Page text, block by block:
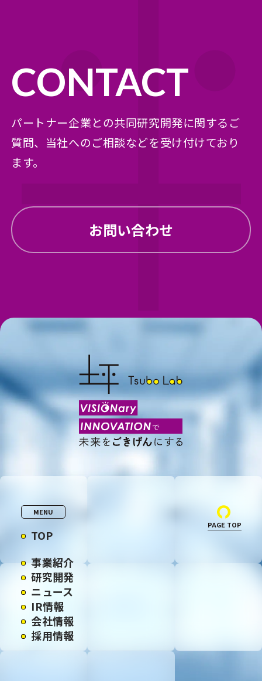
CONTACT
パートナー企業との共同研究開発に関するご
質問、 当社へのご相談などを受け付けており
ます。
お問い合わせ
MENU
TOP
事業紹介
研究開発
ニュース
IR情報
会社情報
採用情報
PAGE TOP